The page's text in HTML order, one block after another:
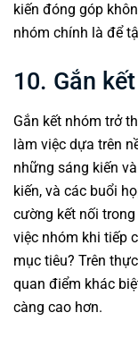
kiến đóng góp
nhóm chính là để
10. Gắn kết
Gắn kết nhóm trở
làm việc dựa trên
những sáng kiến
kiến, và các buổi
cường kết nối
việc nhóm khi tiếp
mục tiêu? Trên
quan điểm khác
càng cao hơn.